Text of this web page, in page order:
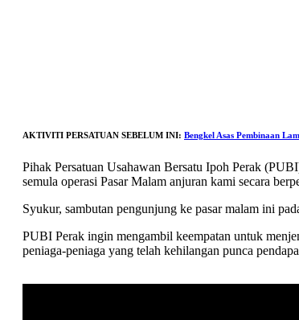
AKTIVITI PERSATUAN SEBELUM INI: Bengkel Asas Pembinaan
Pihak Persatuan Usahawan Bersatu Ipoh Perak
semula operasi Pasar Malam anjuran kami secara
Syukur, sambutan pengunjung ke pasar malam ini
PUBI Perak ingin mengambil keempatan untuk
peniaga-peniaga yang telah kehilangan punca